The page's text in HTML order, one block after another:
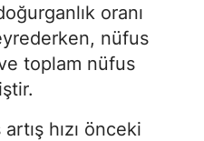
oranı
nüfus
ve toplam nüfus
hızı önceki